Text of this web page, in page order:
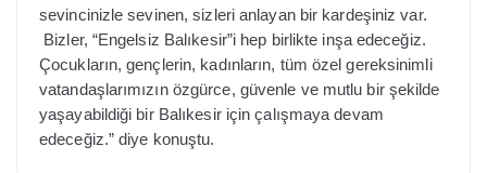
sevincinizle sevinen, sizleri anlayan bir kardeşiniz var.
Bizler, “Engelsiz Balıkesir”i hep birlikte inşa edeceğiz.
Çocukların, gençlerin, kadınların, tüm özel gereksinimli
vatandaşlarımızın özgürce, güvenle ve mutlu bir şekilde
yaşayabildiği bir Balıkesir için çalışmaya devam
edeceğiz.” diye konuştu.